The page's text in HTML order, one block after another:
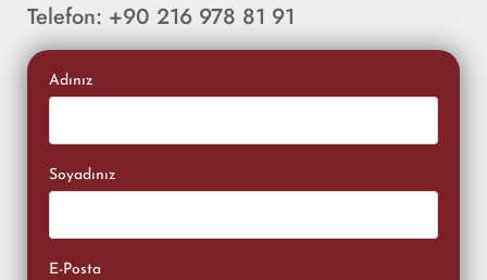
Telefon: +90 216 978 81 91
Adınız
Soyadınız
E-Posta